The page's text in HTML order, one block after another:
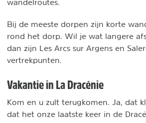
wandelroutes.
Bij de meeste dorpen zijn korte
rond het dorp. Wil je wat langere
dan zijn Les Arcs sur Argens en
vertrekpunten.
Vakantie in La Dracénie
Kom en u zult terugkomen. Ja, dat
dat het onze laatste keer in de